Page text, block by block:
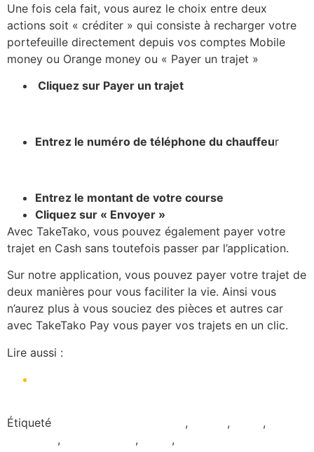
Une fois cela fait, vous aurez le choix entre deux
actions soit « créditer » qui consiste à recharger votre
portefeuille directement depuis vos comptes Mobile
money ou Orange money ou « Payer un trajet »
Cliquez sur Payer un trajet
Entrez le numéro de téléphone du chauffeur
Entrez le montant de votre course
Cliquez sur « Envoyer »
Avec TakeTako, vous pouvez également payer votre
trajet en Cash sans toutefois passer par l’application.
Sur notre application, vous pouvez payer votre trajet de
deux manières pour vous faciliter la vie. Ainsi vous
n’aurez plus à vous souciez des pièces et autres car
avec TakeTako Pay vous payer vos trajets en un clic.
Lire aussi :
Étiqueté
, ,
,
, , ,